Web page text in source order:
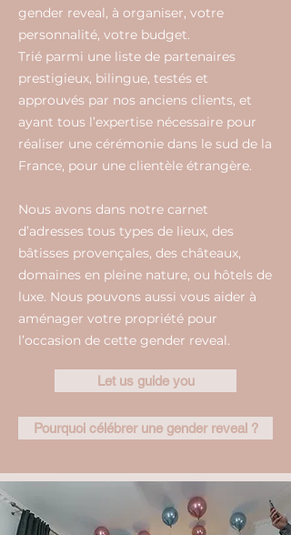
gender reveal, à organiser, votre
personnalité, votre budget.
Trié parmi une liste de partenaires
prestigieux, bilingue, testés et
approuvés par nos anciens clients, et
ayant tous l’expertise nécessaire pour
réaliser une cérémonie dans le sud de la
France, pour une clientèle étrangère.
Nous avons dans notre carnet
d’adresses tous types de lieux, des
bâtisses provençales, des châteaux,
domaines en pleine nature, ou hôtels de
luxe. Nous pouvons aussi vous aider à
aménager votre propriété pour
l’occasion de cette gender reveal.
Let us guide you
Pourquoi célébrer une gender reveal ?